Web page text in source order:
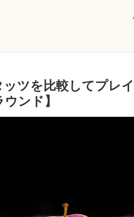
ッツを比較してプレ
ンド】